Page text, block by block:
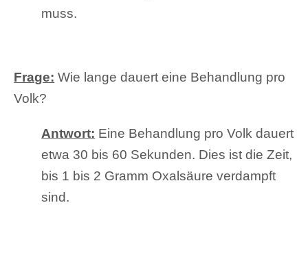
muss.
Frage: Wie lange dauert eine Behandlung pro
Volk?
Antwort: Eine Behandlung pro Volk dauert
etwa 30 bis 60 Sekunden. Dies ist die Zeit,
bis 1 bis 2 Gramm Oxalsäure verdampft
sind.